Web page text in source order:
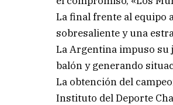
La final frente al equipo
sobresaliente y una
La Argentina impuso su
balón y generando
La obtención del
Instituto del Deporte